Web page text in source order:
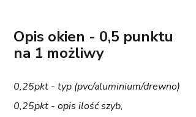
Opis okien - 0,5 punktu
na 1 możliwy
0,25pkt - typ (pvc/aluminium/drewno)
0,25pkt - opis ilość szyb,